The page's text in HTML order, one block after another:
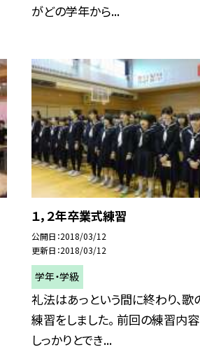
がどの学年から...
１，２年卒業式練習
公開日 2018/03/12
更新日 2018/03/12
学年・学級
礼法はあっという間に終わり、歌
練習をしました。 前回の練習内
しっかりとでき...